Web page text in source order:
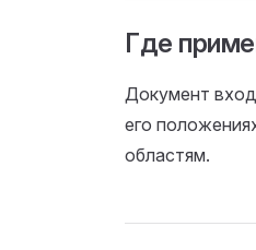
Где
Документ
его
областям.